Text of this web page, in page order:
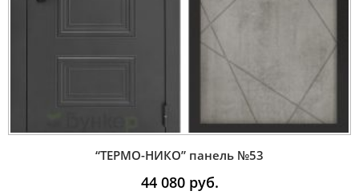
“ТЕРМО-НИКО” панель №53
44 080руб.